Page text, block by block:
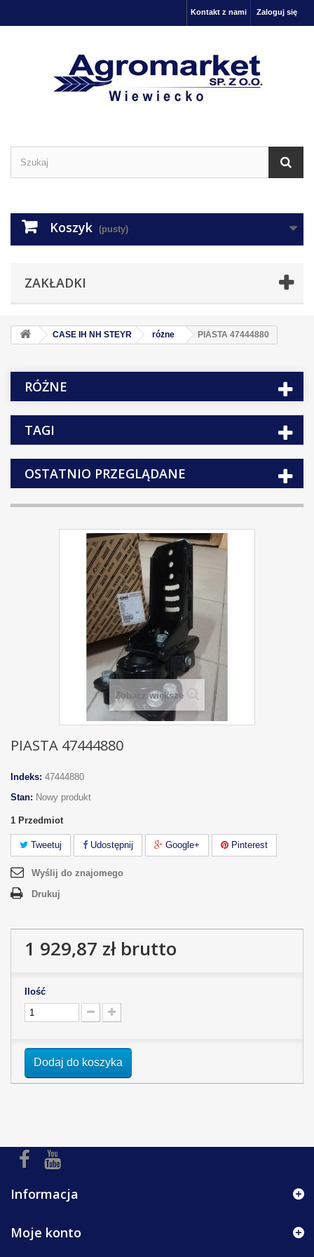
Zaloguj się
Kontakt z nami
Koszyk (pusty)
ZAKŁADKI
CASE IH NH STEYR różne PIASTA 47444880
RÓŻNE
TAGI
OSTATNIO PRZEGLĄDANE
Zobacz większe
PIASTA 47444880
Indeks: 47444880
Stan: Nowy produkt
1 Przedmiot
Tweetuj Udostępnij Google+ Pinterest
Wyślij do znajomego
Drukuj
1 929,87 złbrutto
Ilość
Dodaj do koszyka
Informacja
Moje konto